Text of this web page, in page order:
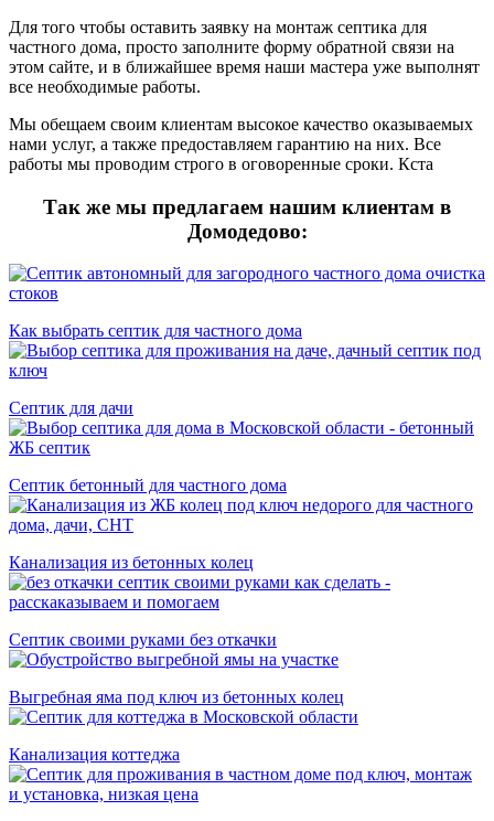
Для того чтобы оставить заявку на монтаж септика для
частного дома, просто заполните форму обратной связи на
этом сайте, и в ближайшее время наши мастера уже выполнят
все необходимые работы.
Мы обещаем своим клиентам высокое качество оказываемых
нами услуг, а также предоставляем гарантию на них. Все
работы мы проводим строго в оговоренные сроки. Кста
Так же мы предлагаем нашим клиентам в
Домодедово:
Как выбрать септик для частного дома
Септик для дачи
Септик бетонный для частного дома
Канализация из бетонных колец
Септик своими руками без откачки
Выгребная яма под ключ из бетонных колец
Канализация коттеджа